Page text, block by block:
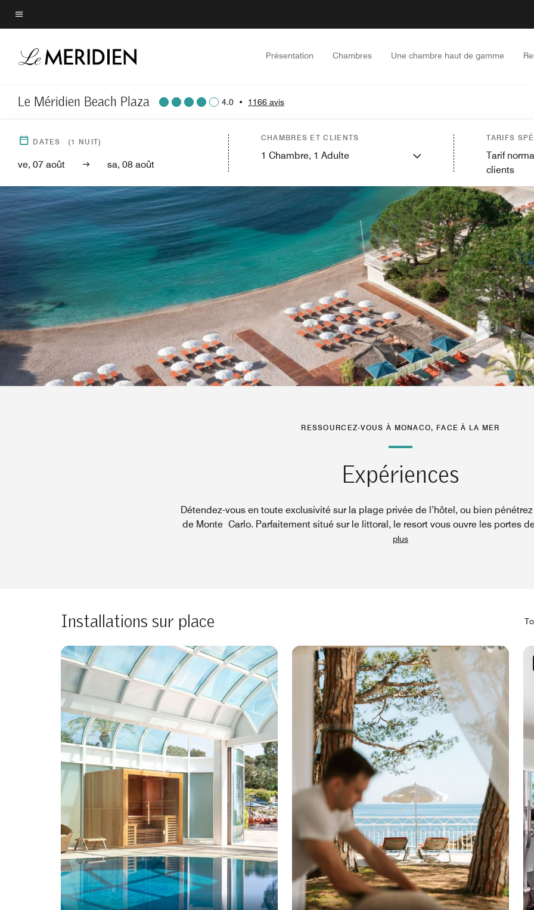
Skip
to
content
Texte du menu
Présentation Chambres Une chambre haut de gamme
Le Méridien Beach Plaza 4.0 • 1166 avis
DATES (1 NUIT)
ve, 07 août sa, 08 août
CHAMBRES ET CLIENTS
1 Chambre, 1 Adulte
TARIFS
Tarif
clients
RESSOURCEZ-VOUS À MONACO, FACE À LA MER
Expériences
Détendez-vous en toute exclusivité sur la plage privée de l’hôtel, ou bien
de Monte Carlo. Parfaitement situé sur le littoral, le resort vous ouvre les portes
plus
Installations sur place